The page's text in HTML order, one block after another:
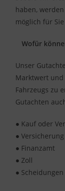
haben,
möglich für
Wofür
Unser
Marktwert
Fahrzeugs zu
Gutachten
● Kauf oder
● Versicherung
● Finanzamt
● Zoll
●